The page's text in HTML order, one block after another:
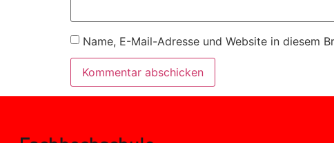
Name, E-Mail-Adresse und Website in diesem